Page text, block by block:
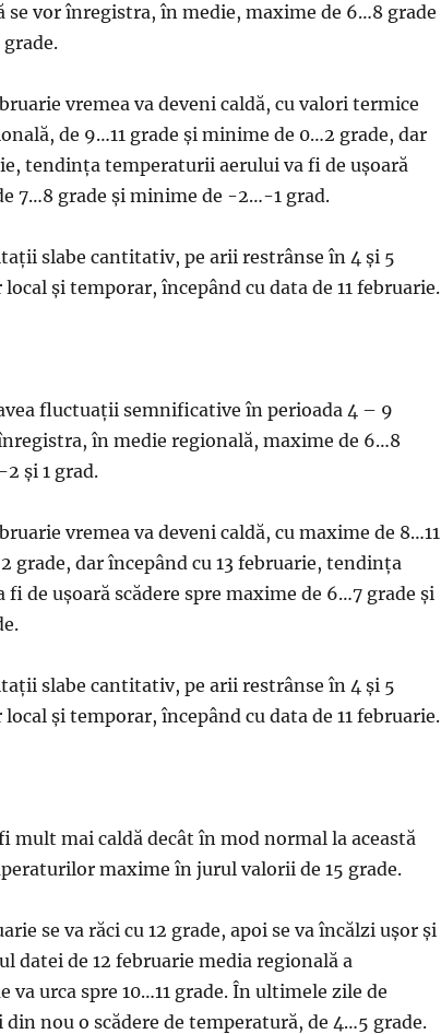
se vor înregistra, în medie, maxime de 6…8 grade
vremea va deveni caldă, cu valori termice
de 9…11 grade și minime de 0…2 grade, dar
tendința temperaturii aerului va fi de ușoară
7…8 grade și minime de -2…-1 grad.
slabe cantitativ, pe arii restrânse în 4 și 5
și temporar, începând cu data de 11 februarie.
fluctuații semnificative în perioada 4 – 9
în medie regională, maxime de 6…8
și 1 grad.
vremea va deveni caldă, cu maxime de 8…11
grade, dar începând cu 13 februarie, tendința
de ușoară scădere spre maxime de 6…7 grade și
slabe cantitativ, pe arii restrânse în 4 și 5
și temporar, începând cu data de 11 februarie.
mult mai caldă decât în mod normal la această
maxime în jurul valorii de 15 grade.
se va răci cu 12 grade, apoi se va încălzi ușor și
datei de 12 februarie media regională a
urca spre 10…11 grade. În ultimele zile de
nou o scădere de temperatură, de 4…5 grade.